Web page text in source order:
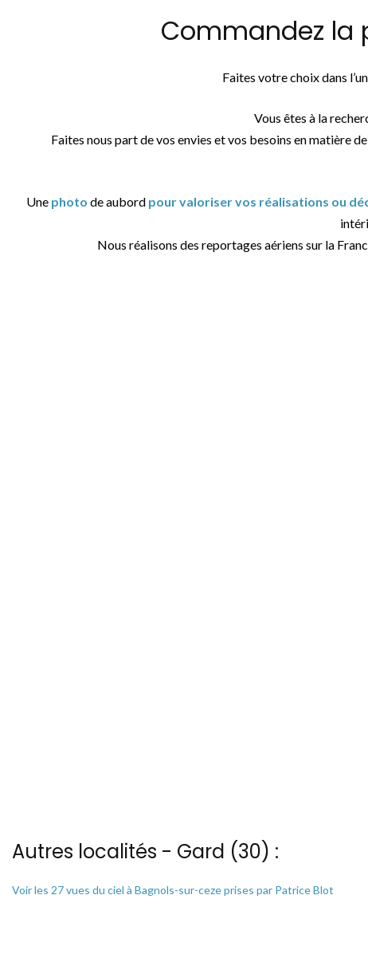
Commandez la
Faites votre choix dans
Vous êtes à la
Faites nous part de vos envies et vos besoins en matière
Une photo de aubord pour valoriser vos réalisations ou
Nous réalisons des reportages aériens sur la
Autres localités - Gard (30) :
Voir les 27 vues du ciel à Bagnols-sur-ceze prises par Patrice Blot